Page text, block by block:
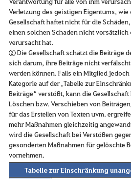
Verletzung des geistigen Eigentums, wie
Gesellschaft haftet nicht für die
einen solchen Schaden nicht
verursacht hat.
② Die Gesellschaft schätzt die Beiträge
sich darum, ihre Beiträge nicht
werden können. Falls ein Mitglied
Kategorie auf der „Tabelle zur
Beiträge“ verstößt, kann die
Löschen bzw. Verschieben von
für das Erstellen von Texten uvm.
mehr Maßnahmen gleichzeitig
wird die Gesellschaft bei Verstößen
gesonderten Maßnahmen für gelöschte
vornehmen.
Tabelle zur Einschränkung